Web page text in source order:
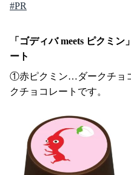
#PR
「ゴディバ meets ピクミ
ート
①赤ピクミン…ダークチョ
クチョコレートです。